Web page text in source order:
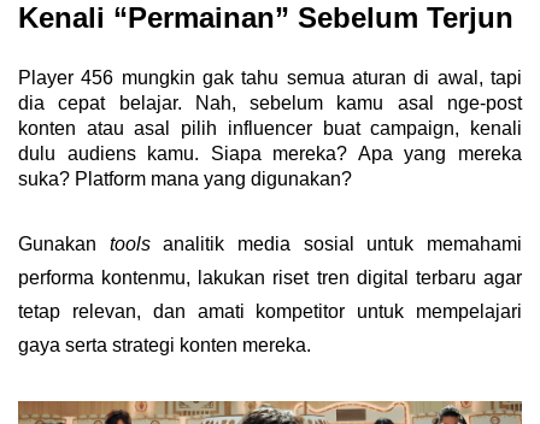
Kenali “Permainan” Sebelum Terjun
Player 456 mungkin gak tahu semua aturan di awal, tapi
dia cepat belajar. Nah, sebelum kamu asal nge-post
konten atau asal pilih influencer buat campaign,
kenali
dulu audiens kamu. Siapa mereka? Apa yang mereka
suka? Platform mana yang digunakan?
Gunakan toolsanalitik media sosial untuk memahami
performa kontenmu, lakukan riset tren digital terbaru agar
tetap relevan, dan amati kompetitor untuk mempelajari
gaya serta strategi konten mereka.